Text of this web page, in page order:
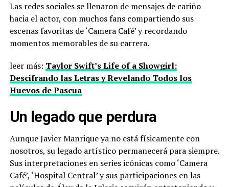
Las redes sociales se llenaron de mensajes de cariño
hacia el actor, con muchos fans compartiendo sus
escenas favoritas de ‘Camera Café’ y recordando
momentos memorables de su carrera.
leer más: Taylor Swift’s Life of a Showgirl:
Descifrando las Letras y Revelando Todos los
Huevos de Pascua
Un legado que perdura
Aunque Javier Manrique ya no está físicamente con
nosotros, su legado artístico permanecerá para siempre.
Sus interpretaciones en series icónicas como ‘Camera
Café’, ‘Hospital Central’ y sus participaciones en las